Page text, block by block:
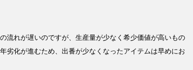
流れが遅いのですが、生産量が少なく希少価値が高いもの
劣化が進むため、出番が少なくなったアイテムは早めにお